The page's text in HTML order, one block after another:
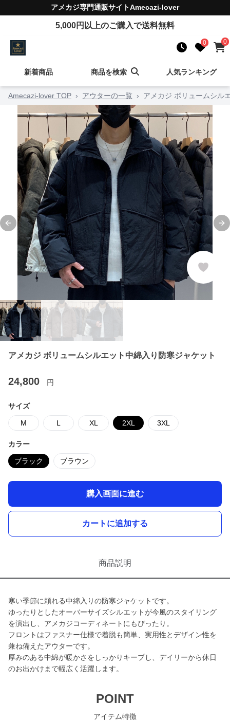
アメカジ専門通販サイトAmecazi-lover
5,000円以上のご購入で送料無料
0 0
新着商品 商品を検索 人気ランキング
Amecazi-lover TOP › アウターの一覧 › アメカジ ボリュームシル
Previous slide
アメカジ ボリュームシルエット中綿入り防寒ジャケット
24,800 円
サイズ
M L XL 2XL 3XL
カラー
ブラック ブラウン
購入画面に進む
カートに追加する
商品説明
寒い季節に頼れる中綿入りの防寒ジャケットです。
ゆったりとしたオーバーサイズシルエットが今風のスタイリング
を演出し、アメカジコーディネートにもぴったり。
フロントはファスナー仕様で着脱も簡単、実用性とデザイン性を
兼ね備えたアウターです。
厚みのある中綿が暖かさをしっかりキープし、デイリーから休日
のお出かけまで幅広く活躍します。
POINT
アイテム特徴